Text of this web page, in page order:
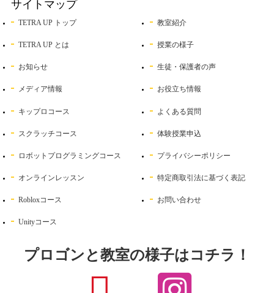
サイトマップ
TETRA UP トップ
TETRA UP とは
お知らせ
メディア情報
キップロコース
スクラッチコース
ロボットプログラミングコース
オンラインレッスン
Robloxコース
Unityコース
教室紹介
授業の様子
生徒・保護者の声
お役立ち情報
よくある質問
体験授業申込
プライバシーポリシー
特定商取引法に基づく表記
お問い合わせ
プロゴンと教室の様子はコチラ！